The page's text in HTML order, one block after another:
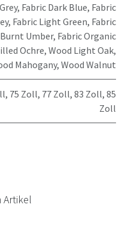
, Fabric Dark Blue, Fabric
, Fabric Light Green, Fabric
Umber, Fabric Organic
Ochre, Wood Light Oak,
Mahogany, Wood Walnut
, 75 Zoll, 77 Zoll, 83 Zoll, 85
Zoll
Artikel